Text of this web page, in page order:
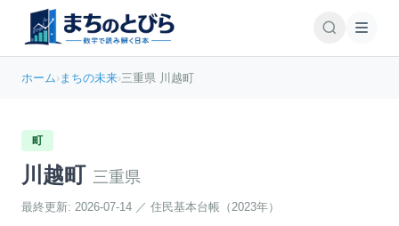
ホーム›まちの未来›三重県 川越町
町
川越町 三重県
最終更新: 2026-07-14 ／ 住民基本台帳（2023年）